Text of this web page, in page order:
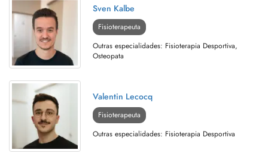
Sven Kalbe
Fisioterapeuta
Outras especialidades: Fisioterapia Desportiva,
Osteopata
Valentin Lecocq
Fisioterapeuta
Outras especialidades: Fisioterapia Desportiva